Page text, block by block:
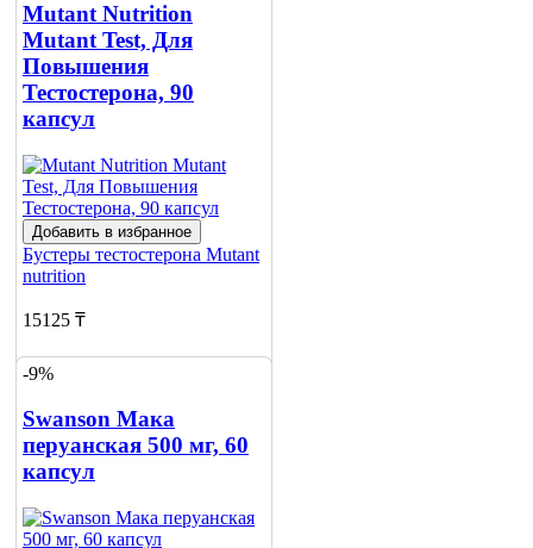
Mutant Nutrition
Mutant Test, Для
Повышения
Тестостерона, 90
капсул
Добавить в избранное
Бустеры тестостерона Mutant
nutrition
15125 ₸
16637 ₸
Добавить в корзину
-9%
Swanson Мака
перуанская 500 мг, 60
капсул